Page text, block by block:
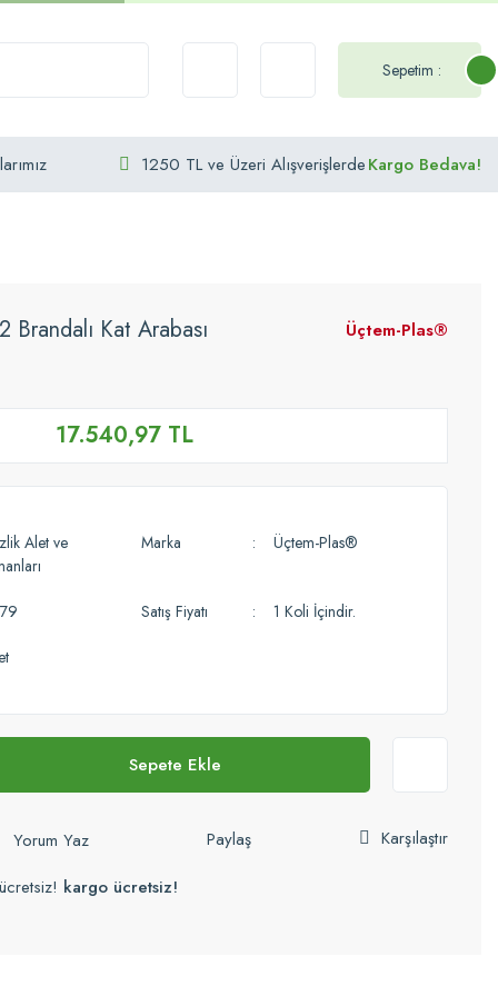
Sepetim :
1250 TL ve Üzeri AlışverişlerdeKargo Bedava!
Kat Arabası Üçtem-Plas®
17.540,97 TL
Alet ve
Marka Üçtem-Plas®
Satış Fiyatı 1 Koli İçindir.
Sepete Ekle
Yorum Yaz Paylaş
Karşılaştır
kargo ücretsiz!